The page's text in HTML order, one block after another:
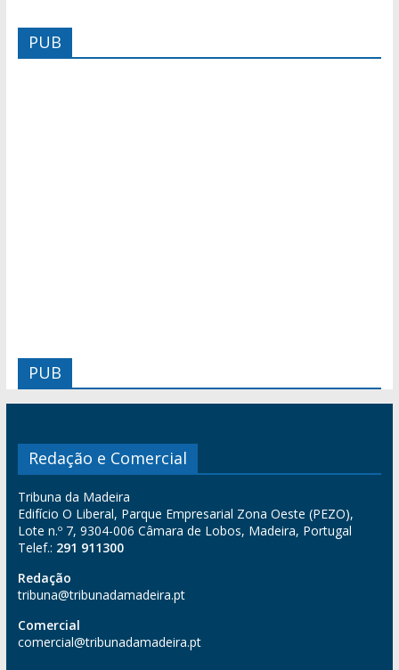
PUB
PUB
Redação e Comercial
Tribuna da Madeira
Edifício O Liberal, Parque Empresarial Zona Oeste (PEZO),
Lote n.º 7, 9304-006 Câmara de Lobos, Madeira, Portugal
Telef.: 291 911300
Redação
tribuna@tribunadamadeira.pt
Comercial
comercial@tribunadamadeira.pt